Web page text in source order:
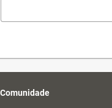
Comunidade